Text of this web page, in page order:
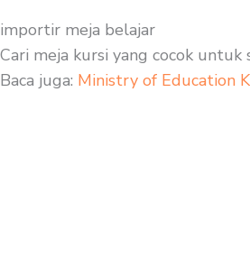
importir meja belajar
Cari meja kursi yang cocok untuk
Baca juga: Ministry of Education